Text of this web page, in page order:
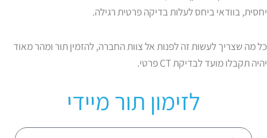
יחסית, בוודאי ביחס לעלות בדיקה פרטית רגילה.
כל מה שצריך לעשות זה לפנות אל צוות החברה, להזמין תור ומהר מאוד
יהיה תקבלו מועד לבדיקת CT פרטי.
לזימון תור מיידי
שם